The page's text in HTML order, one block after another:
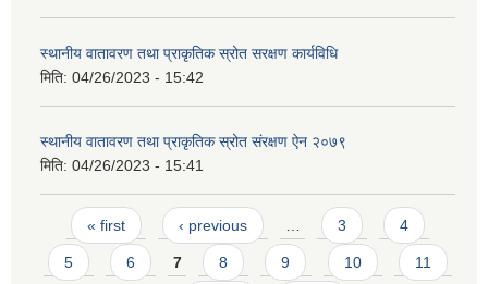
स्थानीय वातावरण तथा प्राकृतिक स्रोत सरक्षण कार्यविधि
मिति: 04/26/2023 - 15:42
स्थानीय वातावरण तथा प्राकृतिक स्रोत संरक्षण ऐन २०७९
मिति: 04/26/2023 - 15:41
Pages
« first ‹ previous 3 4
5 6 7 8 9 10 11